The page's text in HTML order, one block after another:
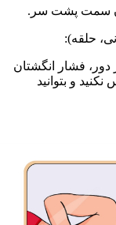
پشت سر.
انگشتان